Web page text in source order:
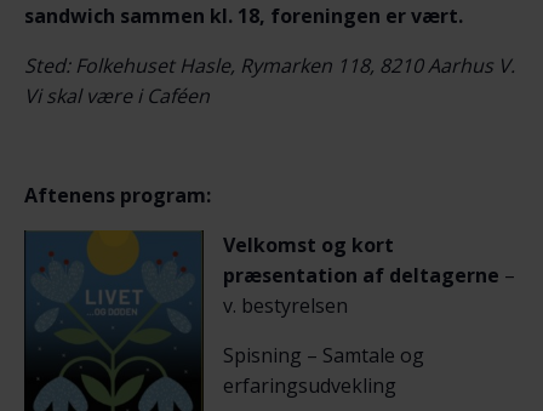
sandwich sammen kl. 18, foreningen er vært.
Sted: Folkehuset Hasle, Rymarken 118, 8210 Aarhus V.
Vi skal være i Caféen
Aftenens program:
Velkomst og kort
præsentation af deltagerne –
v. bestyrelsen
Spisning – Samtale og
erfaringsudvekling